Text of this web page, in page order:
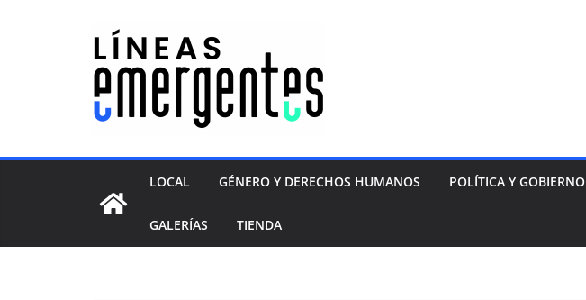
LOCAL GÉNERO Y DERECHOS HUMANOS POLÍTICA Y GOBIERNO
GALERÍAS TIENDA